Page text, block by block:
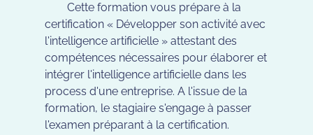
Cette formation vous prépare à la
certification « Développer son activité avec
l'intelligence artificielle » attestant des
compétences nécessaires pour élaborer et
intégrer l'intelligence artificielle dans les
process d'une entreprise. A l'issue de la
formation, le stagiaire s'engage à passer
l'examen préparant à la certification.